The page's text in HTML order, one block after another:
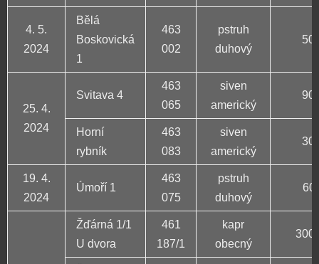
4. 5.
2024
Bělá
Boskovická
1
463
002
pstruh
duhový
50
25. 4.
2024
Svitava 4
463
065
siven
americký
90
Horní
rybník
463
083
siven
americký
30
19. 4.
2024
Úmoří 1
463
075
pstruh
duhový
60
Žďárná 1/1
U dvora
461
187/1
kapr
obecný
300